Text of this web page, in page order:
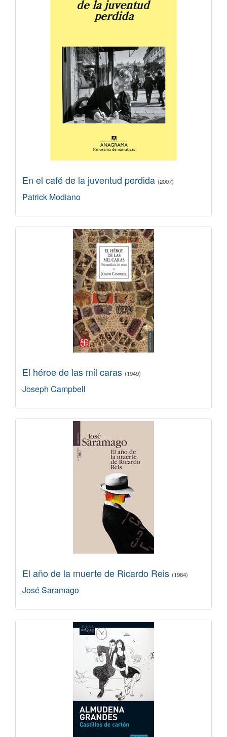
En el café de la juventud perdida (2007)
Patrick Modiano
El héroe de las mil caras (1949)
Joseph Campbell
El año de la muerte de Ricardo Reis (1984)
José Saramago